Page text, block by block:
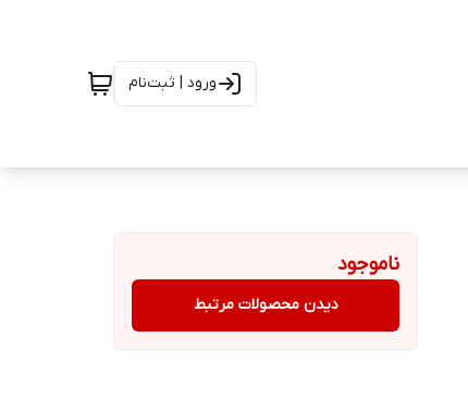
ورود | ثبت‌نام
ناموجود
دیدن محصولات مرتبط